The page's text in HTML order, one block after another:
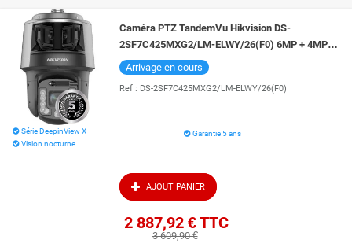
Caméra PTZ TandemVu Hikvision DS-
2SF7C425MXG2/LM-ELWY/26(F0) 6MP + 4MP
zoom x25 vision de nuit 400 mètres DarkFighter
Arrivage en cours
Ref : DS-2SF7C425MXG2/LM-ELWY/26(F0)
Série DeepinView X
Vision nocturne
Garantie 5 ans
AJOUT PANIER
2 887,92 €TTC
3 609,90 €